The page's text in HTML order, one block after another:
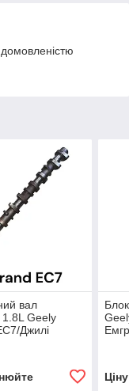
вал
1.8L Geely
Джилі